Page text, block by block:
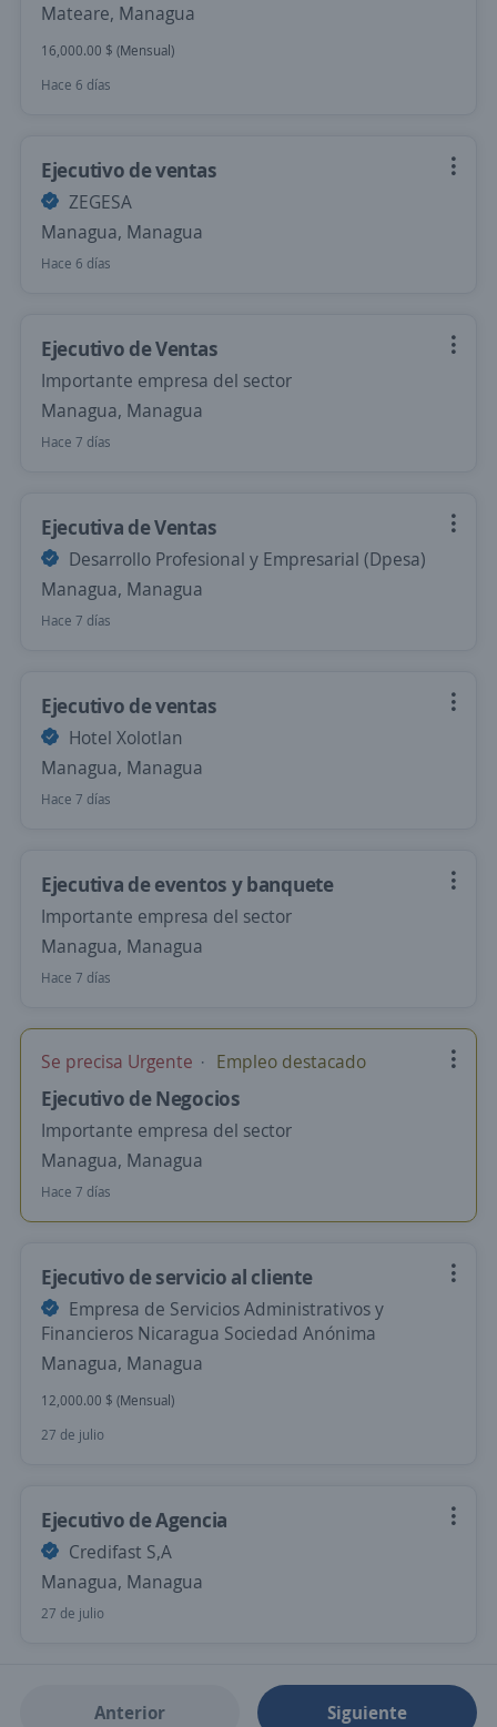
Mateare, Managua
16,000.00 $ (Mensual)
Hace 6 días
Ejecutivo de ventas
ZEGESA
Managua, Managua
Hace 6 días
Ejecutivo de Ventas
Importante empresa del sector
Managua, Managua
Hace 7 días
Ejecutiva de Ventas
Desarrollo Profesional y Empresarial (Dpesa)
Managua, Managua
Hace 7 días
Ejecutivo de ventas
Hotel Xolotlan
Managua, Managua
Hace 7 días
Ejecutiva de eventos y banquete
Importante empresa del sector
Managua, Managua
Hace 7 días
Se precisa Urgente Empleo destacado
Ejecutivo de Negocios
Importante empresa del sector
Managua, Managua
Hace 7 días
Ejecutivo de servicio al cliente
Empresa de Servicios Administrativos y
Financieros Nicaragua Sociedad Anónima
Managua, Managua
12,000.00 $ (Mensual)
27 de julio
Ejecutivo de Agencia
Credifast S,A
Managua, Managua
27 de julio
Anterior Siguiente